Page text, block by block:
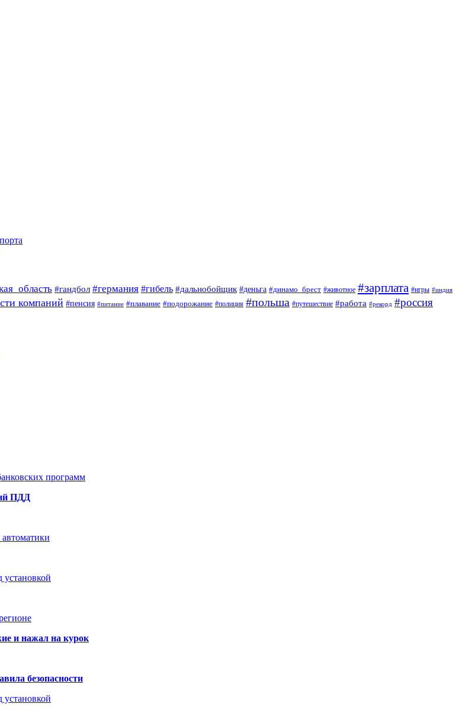
#гандбол #германия #гибель #дальнобойщик #деньга #динамо_брест #животное #зарплата #игры #индия
компаний #пенсия #питание #плавание #подорожание #полиция #польша #путешествие #работа #рекорд #россия
программ
ПДД
установкой
и нажал на курок
безопасности
установкой